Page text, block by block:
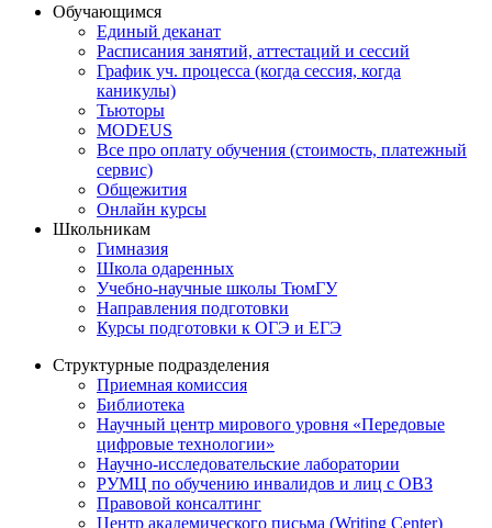
Обучающимся
Единый деканат
Расписания занятий, аттестаций и сессий
График уч. процесса (когда сессия, когда
каникулы)
Тьюторы
MODEUS
Все про оплату обучения (стоимость, платежный
сервис)
Общежития
Онлайн курсы
Школьникам
Гимназия
Школа одаренных
Учебно-научные школы ТюмГУ
Направления подготовки
Курсы подготовки к ОГЭ и ЕГЭ
Структурные подразделения
Приемная комиссия
Библиотека
Научный центр мирового уровня «Передовые
цифровые технологии»
Научно-исследовательские лаборатории
РУМЦ по обучению инвалидов и лиц с ОВЗ
Правовой консалтинг
Центр академического письма (Writing Center)